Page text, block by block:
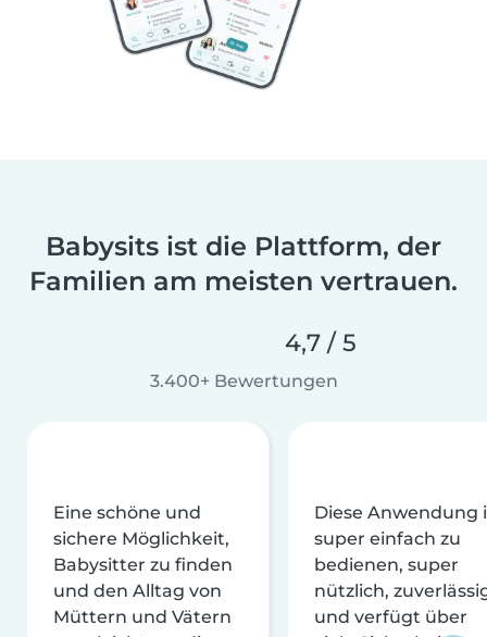
Babysits ist die Plattform, der
Familien am meisten vertrauen.
4,7 / 5
3.400+ Bewertungen
Eine schöne und
sichere Möglichkeit,
Babysitter zu finden
und den Alltag von
Müttern und Vätern
Diese Anwendung
super einfach zu
bedienen, super
nützlich,
und verfügt über